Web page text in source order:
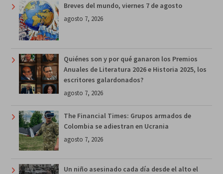
Breves del mundo, viernes 7 de agosto
agosto 7, 2026
Quiénes son y por qué ganaron los Premios
Anuales de Literatura 2026 e Historia 2025, los
escritores galardonados?
agosto 7, 2026
The Financial Times: Grupos armados de
Colombia se adiestran en Ucrania
agosto 7, 2026
Un niño asesinado cada día desde el alto el